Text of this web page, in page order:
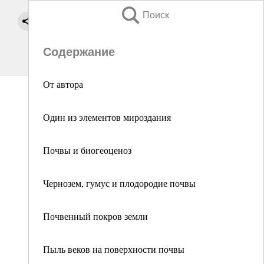
Поиск
Содержание
От автора
Один из элементов мироздания
Почвы и биогеоценоз
Чернозем, гумус и плодородие почвы
Почвенный покров земли
Пыль веков на поверхности почвы